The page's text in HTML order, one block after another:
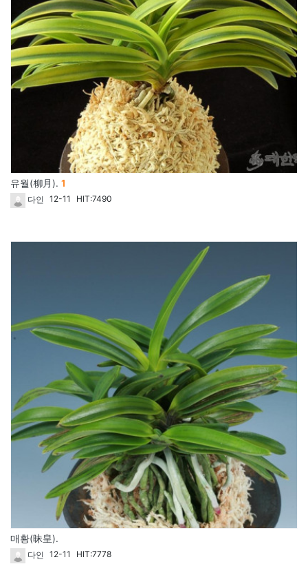
유월(柳月). 댓글
1
다인 12-11 HIT:7490
매황(昧皇).
다인 12-11 HIT:7778